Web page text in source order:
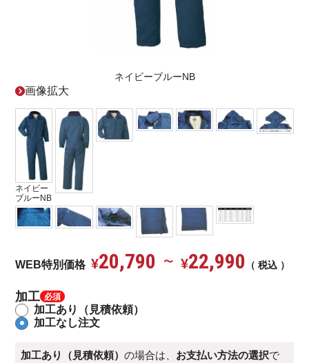
ネイビーブルーNB
画像拡大
ネイビー
ブルーNB
WEB特別価格 ¥20,790 〜 ¥22,990 税込
加工
加工あり（見積依頼）
加工なし注文
加工あり（見積依頼） の場合は、 お支払い方法の選択で